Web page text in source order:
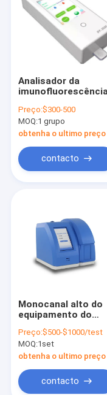
Analisador da
polegadas
Preço:$300-500
MOQ:1 grupo
obtenha o ultimo preço
contacto
Monocanal alto do
equipamento do
imunofluorescência
da sensibilidade
POCT
Preço:$500-$1000/test
MOQ:1set
obtenha o ultimo preço
contacto